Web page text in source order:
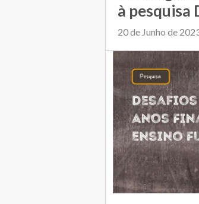
à pesquisa
20 de Junho de